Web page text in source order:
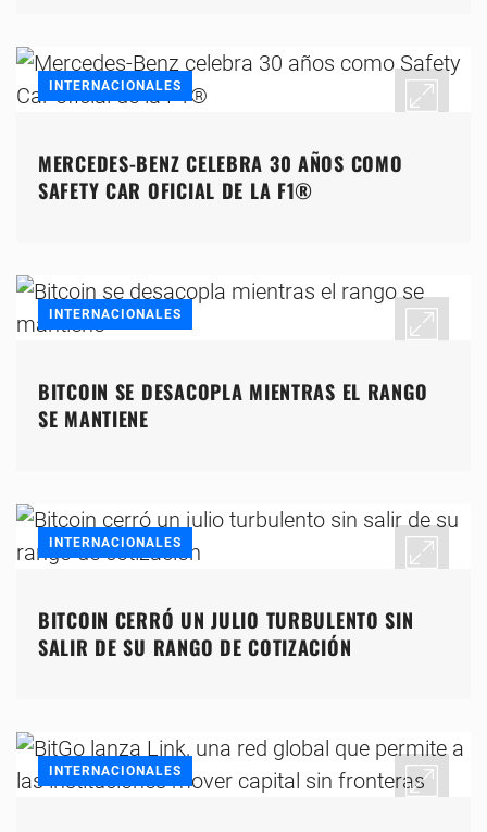
INTERNACIONALES
MERCEDES-BENZ CELEBRA 30 AÑOS COMO
SAFETY CAR OFICIAL DE LA F1®
INTERNACIONALES
BITCOIN SE DESACOPLA MIENTRAS EL RANGO
SE MANTIENE
INTERNACIONALES
BITCOIN CERRÓ UN JULIO TURBULENTO SIN
SALIR DE SU RANGO DE COTIZACIÓN
INTERNACIONALES